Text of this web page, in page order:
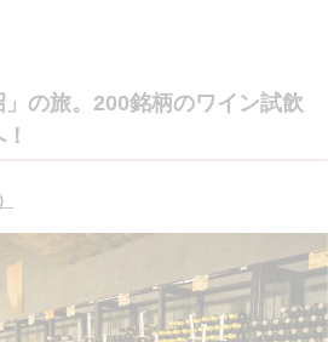
の旅。200銘柄のワイン試飲